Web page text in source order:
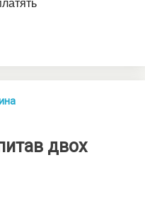
двох